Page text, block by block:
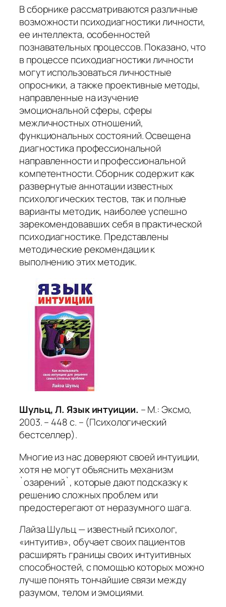
В сборнике рассматриваются различные
возможности психодиагностики личности,
ее интеллекта, особенностей
познавательных процессов. Показано, что
в процессе психодиагностики личности
могут использоваться личностные
опросники, а также проективные методы,
направленные на изучение
эмоциональной сферы, сферы
межличностных отношений,
функциональных состояний. Освещена
диагностика профессиональной
направленности и профессиональной
компетентности. Сборник содержит как
развернутые аннотации известных
психологических тестов, так и полные
варианты методик, наиболее успешно
зарекомендовавших себя в практической
психодиагностике. Представлены
методические рекомендации к
выполнению этих методик.
Шульц, Л. Язык интуиции. – М.: Эксмо,
2003. – 448 с. – (Психологический
бестселлер).
Многие из нас доверяют своей интуиции,
хотя не могут объяснить механизм
`озарений`, которые дают подсказку к
решению сложных проблем или
предостерегают от неразумного шага.
Лайза Шульц — известный психолог,
«интуитив», обучает своих пациентов
расширять границы своих интуитивных
способностей, с помощью которых можно
лучше понять тончайшие связи между
разумом, телом и эмоциями.